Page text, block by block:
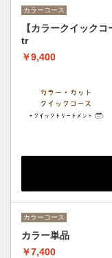
カラーコース
【カラークイック
tr
￥9,400
カラーコース
カラー単品
￥7,400